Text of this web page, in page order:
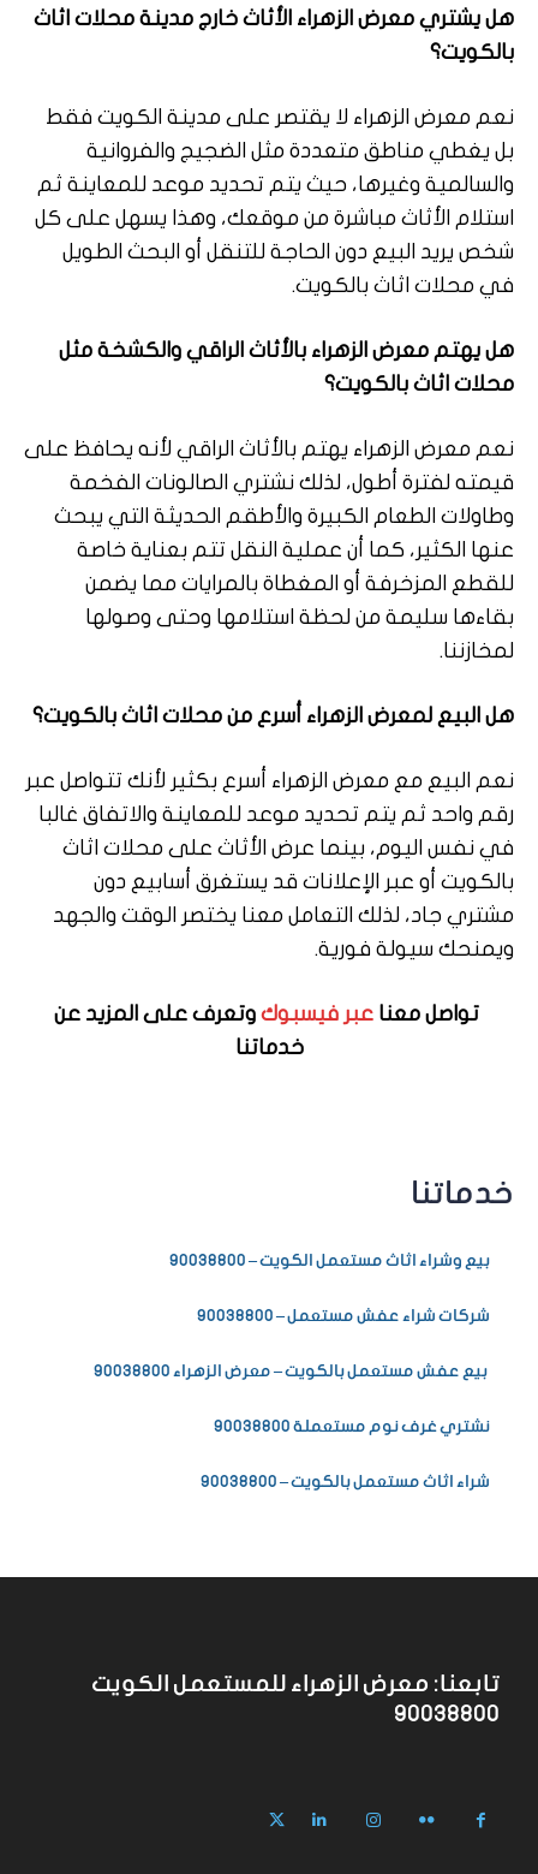
خدماتنا
بيع وشراء اثاث مستعمل الكويت – 90038800
شركات شراء عفش مستعمل – 90038800
بيع عفش مستعمل بالكويت – معرض الزهراء 90038800
نشتري غرف نوم مستعملة 90038800
شراء اثاث مستعمل بالكويت – 90038800
هل يشتري معرض الزهراء الأثاث خارج مدينة محلات اثاث
بالكويت؟
نعم معرض الزهراء لا يقتصر على مدينة الكويت فقط
بل يغطي مناطق متعددة مثل الضجيج والفروانية
والسالمية وغيرها، حيث يتم تحديد موعد للمعاينة ثم
استلام الأثاث مباشرة من موقعك، وهذا يسهل على كل
شخص يريد البيع دون الحاجة للتنقل أو البحث الطويل
في محلات اثاث بالكويت.
هل يهتم معرض الزهراء بالأثاث الراقي والكشخة مثل
محلات اثاث بالكويت؟
نعم معرض الزهراء يهتم بالأثاث الراقي لأنه يحافظ على
قيمته لفترة أطول، لذلك نشتري الصالونات الفخمة
وطاولات الطعام الكبيرة والأطقم الحديثة التي يبحث
عنها الكثير، كما أن عملية النقل تتم بعناية خاصة
للقطع المزخرفة أو المغطاة بالمرايات مما يضمن
بقاءها سليمة من لحظة استلامها وحتى وصولها
لمخازننا.
هل البيع لمعرض الزهراء أسرع من محلات اثاث بالكويت؟
نعم البيع مع معرض الزهراء أسرع بكثير لأنك تتواصل عبر
رقم واحد ثم يتم تحديد موعد للمعاينة والاتفاق غالبا
في نفس اليوم، بينما عرض الأثاث على محلات اثاث
بالكويت أو عبر الإعلانات قد يستغرق أسابيع دون
مشتري جاد، لذلك التعامل معنا يختصر الوقت والجهد
ويمنحك سيولة فورية.
تواصل معنا عبر فيسبوك وتعرف على المزيد عن
خدماتنا
تابعنا: معرض الزهراء للمستعمل الكويت
90038800